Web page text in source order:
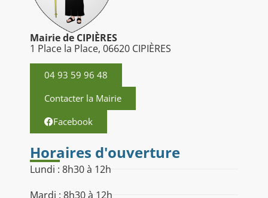
Mairie de CIPIÈRES
1 Place la Place, 06620 CIPIÈRES
04 93 59 96 48
Contacter la Mairie
Facebook
Horaires d'ouverture
Lundi : 8h30 à 12h
Mardi : 8h30 à 12h